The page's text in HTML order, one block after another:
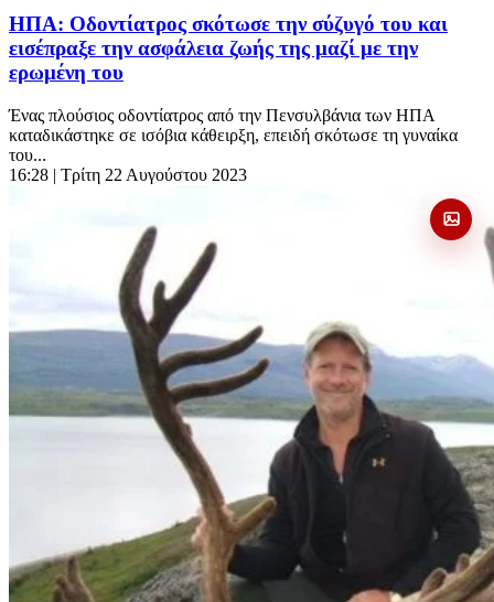
ΗΠΑ: Οδοντίατρος σκότωσε την σύζυγό του και
εισέπραξε την ασφάλεια ζωής της μαζί με την
ερωμένη του
Ένας πλούσιος οδοντίατρος από την Πενσυλβάνια των ΗΠΑ
καταδικάστηκε σε ισόβια κάθειρξη, επειδή σκότωσε τη γυναίκα
του...
16:28 | Τρίτη 22 Αυγούστου 2023